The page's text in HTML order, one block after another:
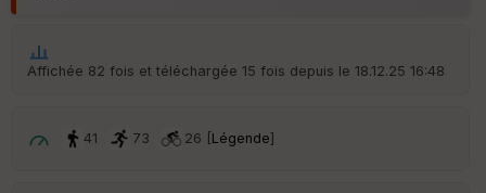
Affichée 82 fois et téléchargée 15 fois depuis le 18.12.25 16:48
41 73 26 [Légende]